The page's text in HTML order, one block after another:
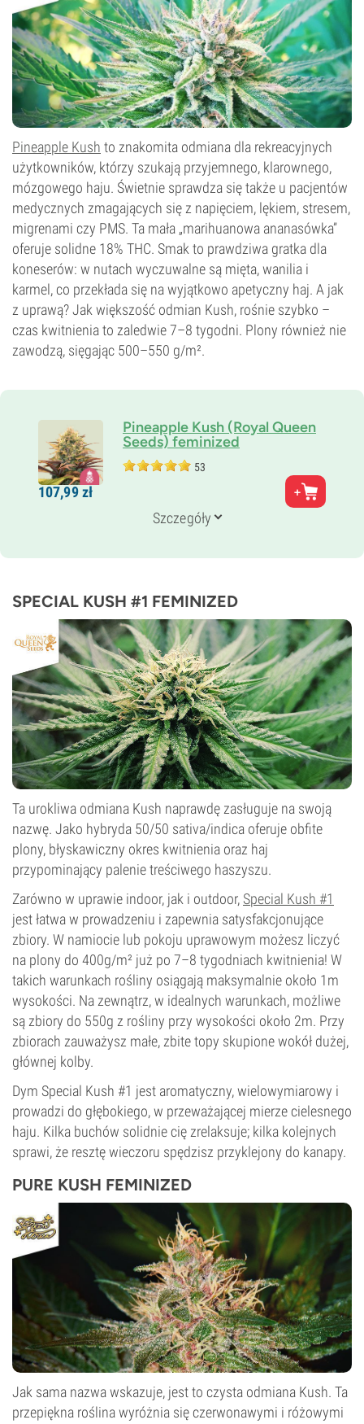
Pineapple Kush to znakomita odmiana dla rekreacyjnych
użytkowników, którzy szukają przyjemnego, klarownego,
mózgowego haju. Świetnie sprawdza się także u pacjentów
medycznych zmagających się z napięciem, lękiem, stresem,
migrenami czy PMS. Ta mała „marihuanowa ananasówka”
oferuje solidne 18% THC. Smak to prawdziwa gratka dla
koneserów: w nutach wyczuwalne są mięta, wanilia i
karmel, co przekłada się na wyjątkowo apetyczny haj. A jak
z uprawą? Jak większość odmian Kush, rośnie szybko –
czas kwitnienia to zaledwie 7–8 tygodni. Plony również nie
zawodzą, sięgając 500–550 g/m².
Pineapple Kush (Royal Queen
Seeds) feminized
53
Rodzice
Pineapple x O.G. Kush
20% Sativa
7–8 tygodni
18%
CBD
Niski
Typ kwitnienia
Fotoperiod
107,99zł
Szczegóły
SPECIAL KUSH #1 FEMINIZED
Ta urokliwa odmiana Kush naprawdę zasługuje na swoją
nazwę. Jako hybryda 50/50 sativa/indica oferuje obfite
plony, błyskawiczny okres kwitnienia oraz haj
przypominający palenie treściwego haszyszu.
Zarówno w uprawie indoor, jak i outdoor, Special Kush #1
jest łatwa w prowadzeniu i zapewnia satysfakcjonujące
zbiory. W namiocie lub pokoju uprawowym możesz liczyć
na plony do 400g/m² już po 7–8 tygodniach kwitnienia! W
takich warunkach rośliny osiągają maksymalnie około 1m
wysokości. Na zewnątrz, w idealnych warunkach, możliwe
są zbiory do 550g z rośliny przy wysokości około 2m. Przy
zbiorach zauważysz małe, zbite topy skupione wokół dużej,
głównej kolby.
Dym Special Kush #1 jest aromatyczny, wielowymiarowy i
prowadzi do głębokiego, w przeważającej mierze cielesnego
haju. Kilka buchów solidnie cię zrelaksuje; kilka kolejnych
sprawi, że resztę wieczoru spędzisz przyklejony do kanapy.
PURE KUSH FEMINIZED
Jak sama nazwa wskazuje, jest to czysta odmiana Kush. Ta
przepiękna roślina wyróżnia się czerwonawymi i różowymi